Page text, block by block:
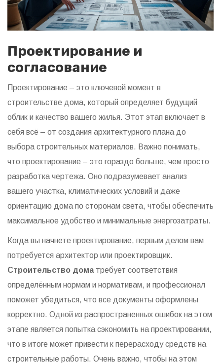
Проектирование и
согласование
Проектирование – это ключевой момент в
строительстве дома, который определяет будущий
облик и качество вашего жилья. Этот этап включает в
себя всё – от создания архитектурного плана до
выбора строительных материалов. Важно понимать,
что проектирование – это гораздо больше, чем просто
разработка чертежа. Оно подразумевает анализ
вашего участка, климатических условий и даже
ориентацию дома по сторонам света, чтобы обеспечить
максимальное удобство и минимальные энергозатраты.
Когда вы начнете проектирование, первым делом вам
потребуется архитектор или проектировщик.
Строительство доматребует соответствия
определённым нормам и нормативам, и профессионал
поможет убедиться, что все документы оформлены
корректно. Одной из распространенных ошибок на этом
этапе является попытка сэкономить на проектировании,
что в итоге может привести к перерасходу средств на
строительные работы. Очень важно, чтобы на этом